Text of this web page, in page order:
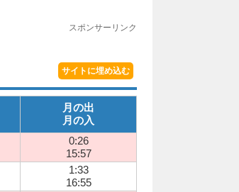
スポンサーリンク
サイトに埋め込む
月の出
月の入
0:26
15:57
1:33
16:55